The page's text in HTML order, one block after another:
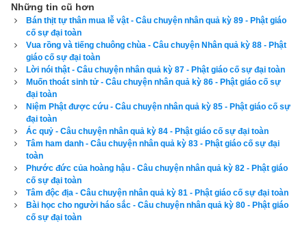
Vàng bạc có khác nào rắn độc, chỉ khi nào biết rõ thật tính của
vàng bạc mới có thể bảo vệ được nhân tính của mình.
Hãy ủng hộ website bằng cách truy cập lịch vạn niên trên
xemvm.com. Lịch vạn niên của chúng tôi không chỉ có các
tính năng cơ bản như đổi lịch dương sang lịch âm, lịch can
chi, lịch tiết khí
ngày theo Ngọc hạp thông thư,
xem ngày theo nhị thập bát tú
mà còn có nhiều tính năng nâng cao khác như
xung khắc với tuổi, xem ngày theo Kinh Kim Phù,
Xem ngày
theo Lục Diệu, xem ngày theo Đổng Công tuyển nhật (12
trực), Bành Tổ kỵ nhật, xem ngày xuất hành theo Khổng Minh
Những tin cũ hơn
Bán thịt tự thân mua lễ vật - Câu chuyện nhân quả kỳ 89 - Phật giáo
cố sự đại toàn
Vua rồng và tiếng chuông chùa - Câu chuyện Nhân quả kỳ 88 - Phật
giáo cố sự đại toàn
Lời nói thật - Câu chuyện nhân quả kỳ 87 - Phật giáo cố sự đại toàn
Muốn thoát sinh tử - Câu chuyện nhân quả kỳ 86 - Phật giáo cố sự
đại toàn
Niệm Phật được cứu - Câu chuyện nhân quả kỳ 85 - Phật giáo cố sự
đại toàn
Ác quỷ - Câu chuyện nhân quả kỳ 84 - Phật giáo cố sự đại toàn
Tâm ham danh - Câu chuyện nhân quả kỳ 83 - Phật giáo cố sự đại
toàn
Phước đức của hoàng hậu - Câu chuyện nhân quả kỳ 82 - Phật giáo
cố sự đại toàn
Tâm độc địa - Câu chuyện nhân quả kỳ 81 - Phật giáo cố sự đại toàn
Bài học cho người háo sắc - Câu chuyện nhân quả kỳ 80 - Phật giáo
cố sự đại toàn